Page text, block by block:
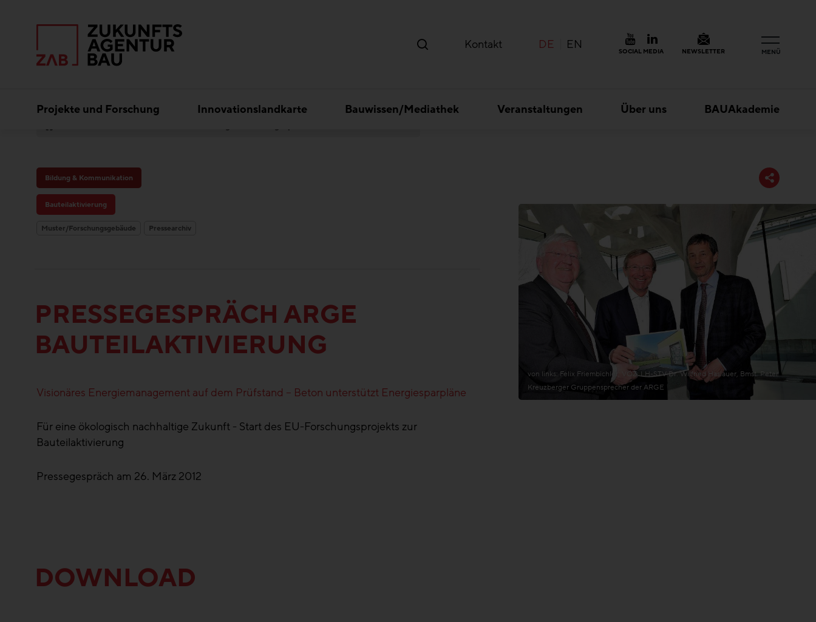
MENÜ
Kontakt DE EN SOCIAL MEDIA NEWSLETTER
Projekte und Forschung Innovationslandkarte Bauwissen/Mediathek Veranstaltungen Über uns BAUAkademie
Bildung & Kommunikation
Bauteilaktivierung
Muster/Forschungsgebäude Pressearchiv
PRESSEGESPRÄCH ARGE
BAUTEILAKTIVIERUNG
Visionäres Energiemanagement auf dem Prüfstand – Beton unterstützt Energiesparpläne
Für eine ökologisch nachhaltige Zukunft - Start des EU-Forschungsprojekts zur
Bauteilaktivierung
Pressegespräch am 26. März 2012
von links: Felix Friembichler, VÖZ; LH-STV Dr. Wilfried Haslauer, Bmst. Peter
Kreuzberger Gruppensprecher der ARGE
DOWNLOAD